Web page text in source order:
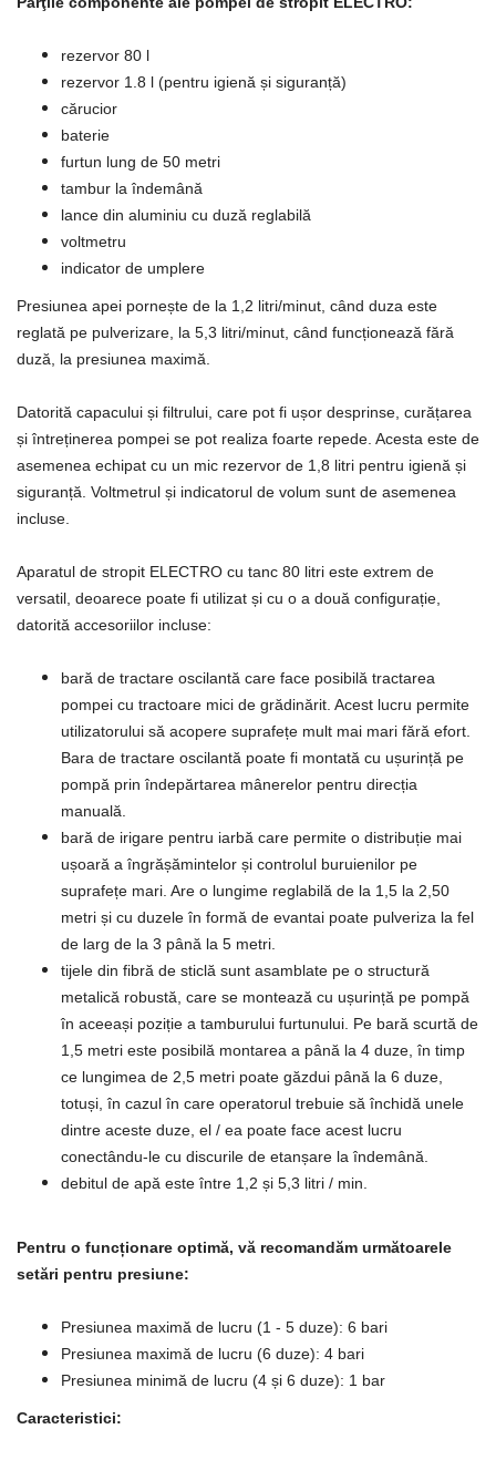
rezervor 80 l
rezervor 1.8 l (pentru igienă și siguranță)
cărucior
baterie
furtun lung de 50 metri
tambur la îndemână
lance din aluminiu cu duză reglabilă
voltmetru
indicator de umplere
Presiunea apei pornește de la 1,2 litri/minut, când duza este
reglată pe pulverizare, la 5,3 litri/minut, când funcționează fără
duză, la presiunea maximă.
Datorită capacului și filtrului, care pot fi ușor desprinse, curățarea
și întreținerea pompei se pot realiza foarte repede. Acesta este de
asemenea echipat cu un mic rezervor de 1,8 litri pentru igienă și
siguranță. Voltmetrul și indicatorul de volum sunt de asemenea
incluse.
Aparatul de stropit ELECTRO cu tanc 80 litri este extrem de
versatil, deoarece poate fi utilizat și cu o a două configurație,
datorită accesoriilor incluse:
bară de tractare oscilantă care face posibilă tractarea
pompei cu tractoare mici de grădinărit. Acest lucru permite
utilizatorului să acopere suprafețe mult mai mari fără efort.
Bara de tractare oscilantă poate fi montată cu ușurință pe
pompă prin îndepărtarea mânerelor pentru direcția
manuală.
bară de irigare pentru iarbă care permite o distribuție mai
ușoară a îngrășămintelor și controlul buruienilor pe
suprafețe mari. Are o lungime reglabilă de la 1,5 la 2,50
metri și cu duzele în formă de evantai poate pulveriza la fel
de larg de la 3 până la 5 metri.
tijele din fibră de sticlă sunt asamblate pe o structură
metalică robustă, care se montează cu ușurință pe pompă
în aceeași poziție a tamburului furtunului. Pe bară scurtă de
1,5 metri este posibilă montarea a până la 4 duze, în timp
ce lungimea de 2,5 metri poate găzdui până la 6 duze,
totuși, în cazul în care operatorul trebuie să închidă unele
dintre aceste duze, el / ea poate face acest lucru
conectându-le cu discurile de etanșare la îndemână.
debitul de apă este între 1,2 și 5,3 litri / min.
Pentru o funcționare optimă, vă recomandăm următoarele
setări pentru presiune:
Presiunea maximă de lucru (1 - 5 duze): 6 bari
Presiunea maximă de lucru (6 duze): 4 bari
Presiunea minimă de lucru (4 și 6 duze): 1 bar
Caracteristici: